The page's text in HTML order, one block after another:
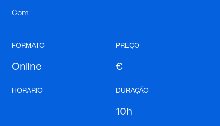
Com
FORMATO
Online
PREÇO
€
HORARIO DURAÇÃO
10h